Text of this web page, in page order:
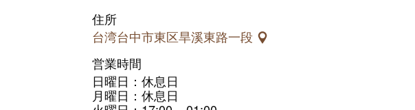
住所
台湾台中市東区旱溪東路一段
営業時間
日曜日：休息日
月曜日：休息日